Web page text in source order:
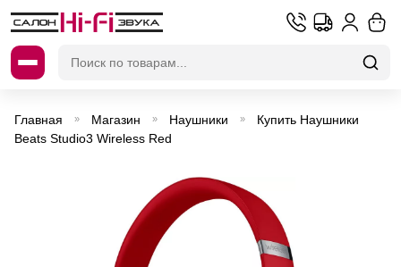
Главная » Магазин » Наушники »
Купить Наушники
Beats Studio3 Wireless Red